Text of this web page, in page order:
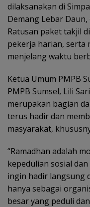
dilaksanakan di
Demang Lebar Daun,
Ratusan paket takjil
pekerja harian, serta
menjelang waktu
Ketua Umum PMPB
PMPB Sumsel, Lili
merupakan bagian
terus hadir dan
masyarakat,
“Ramadhan adalah
kepedulian sosial
ingin hadir langsung
hanya sebagai
besar yang peduli